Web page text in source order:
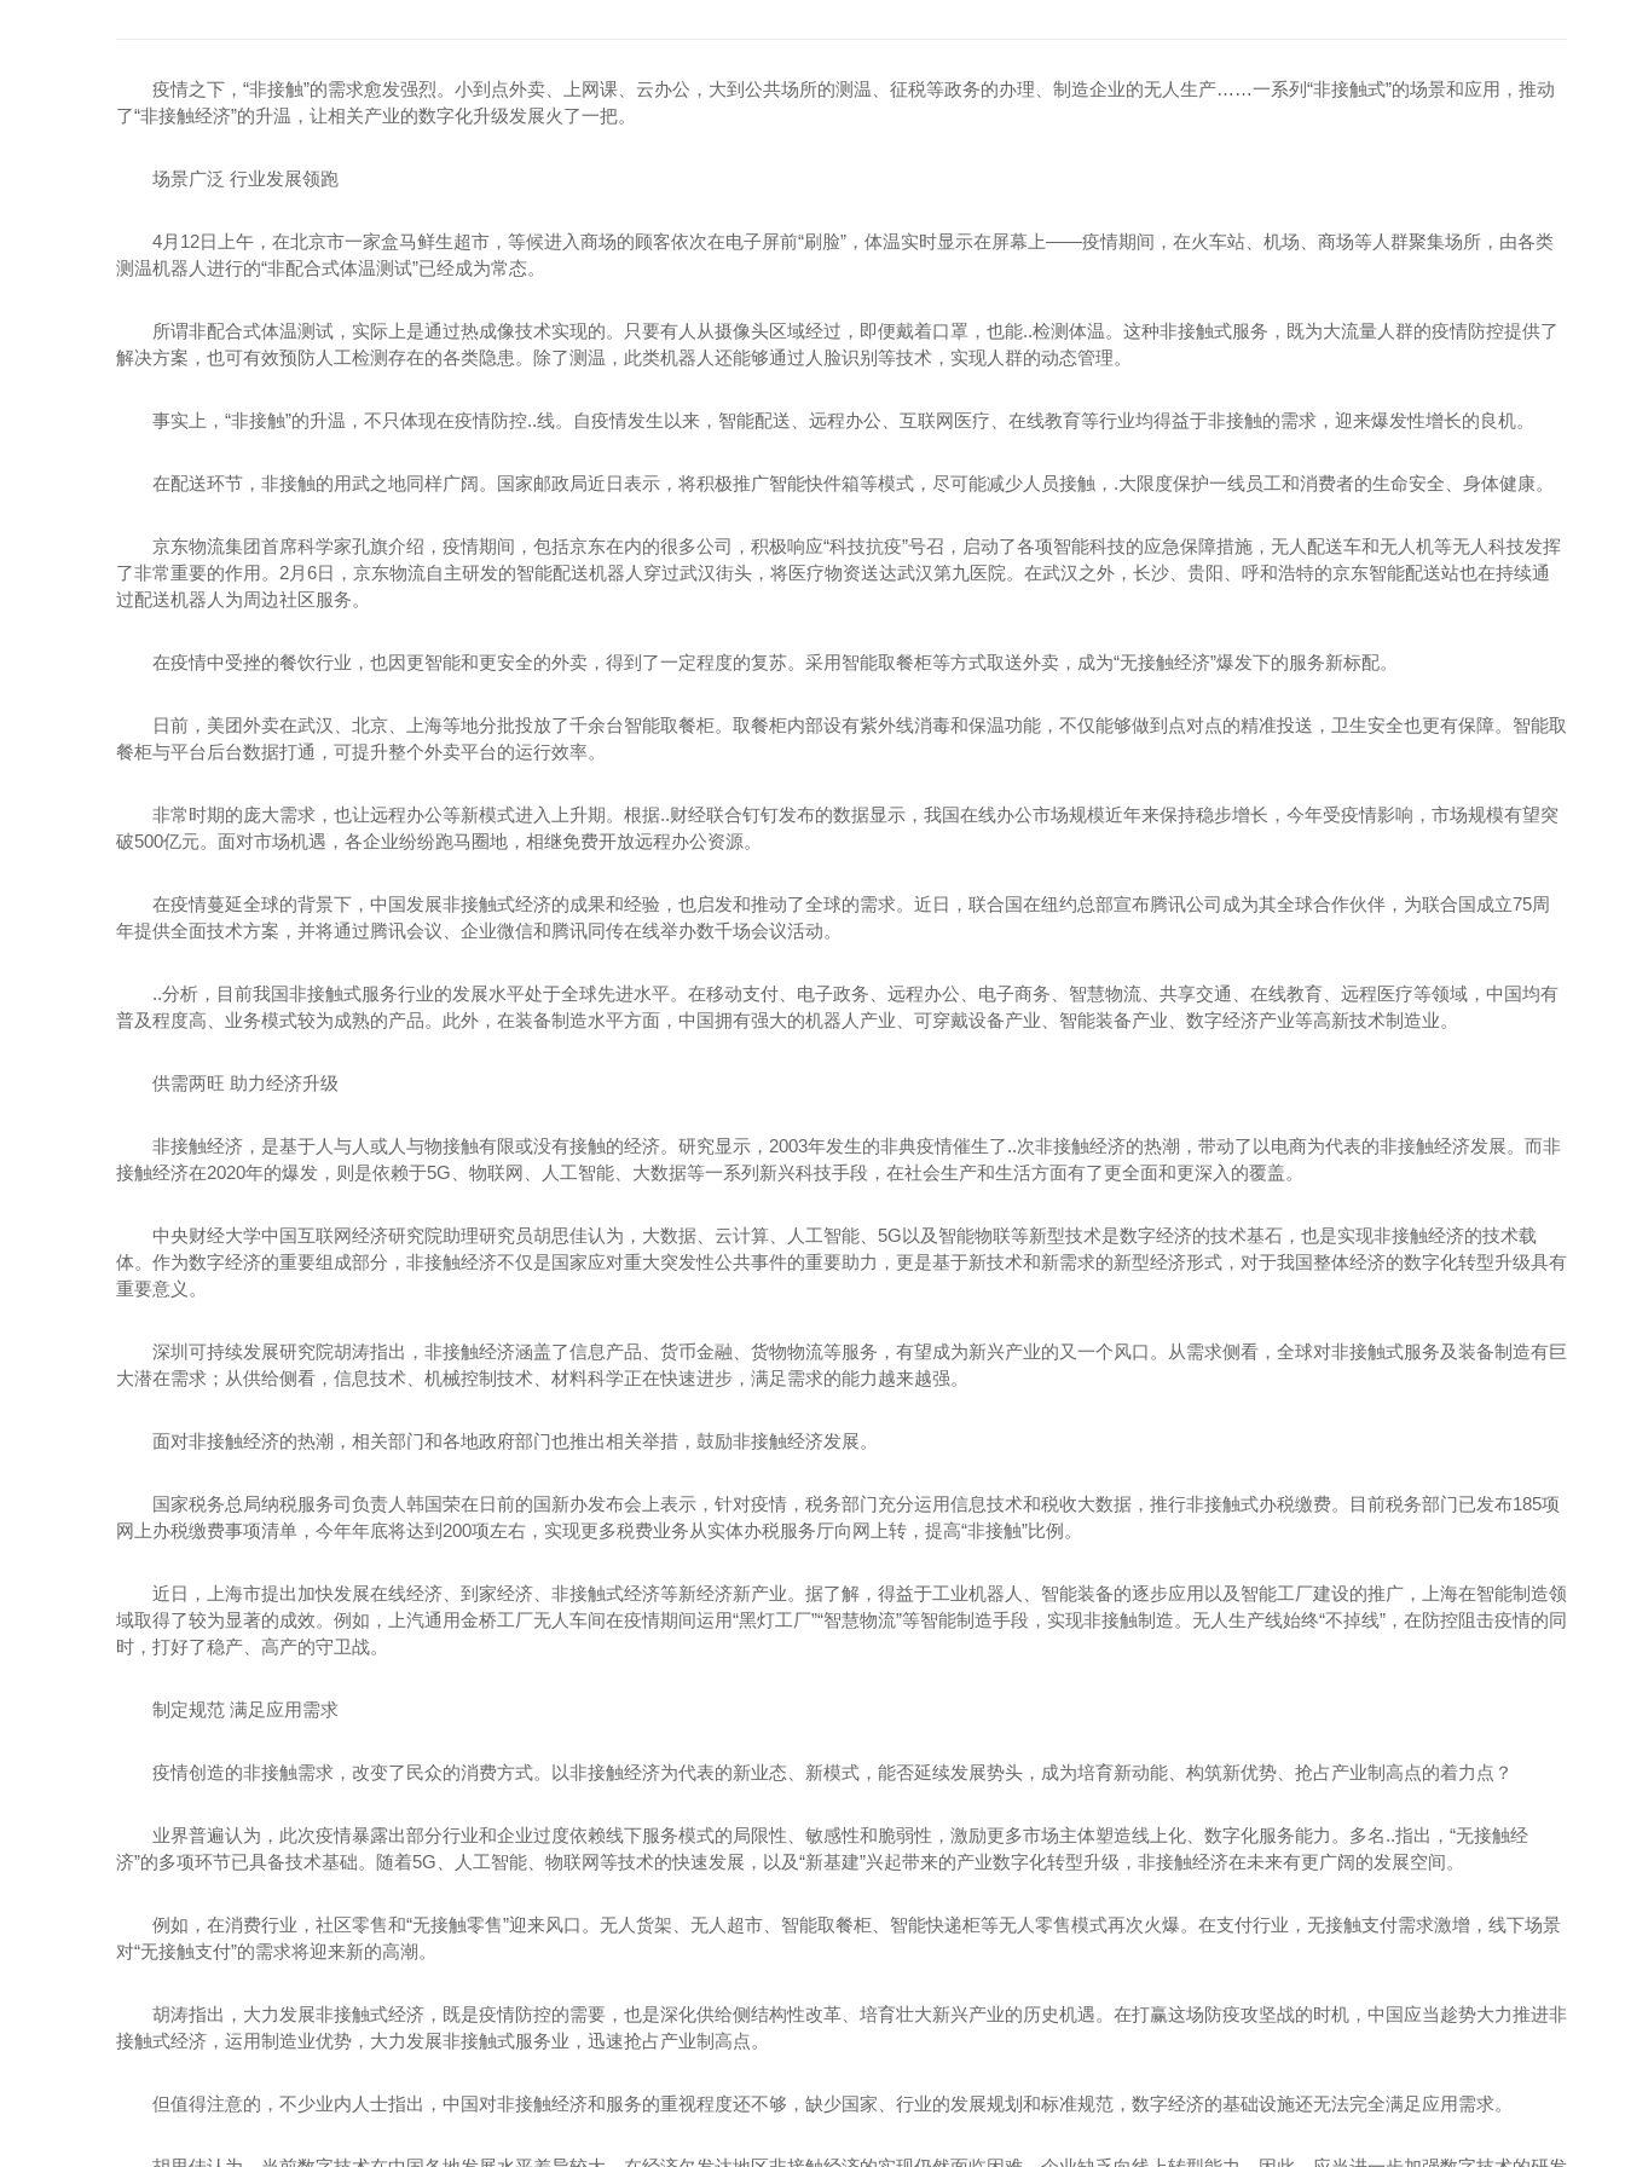
疫情之下，“非接触”的需求愈发强烈。小到点外卖、上网课、云办公，大到公共场所的测温、征税等政务的办理、制造企业的无人生产……一系列“非接触式”的场景和应用，推动
了“非接触经济”的升温，让相关产业的数字化升级发展火了一把。
场景广泛 行业发展领跑
4月12日上午，在北京市一家盒马鲜生超市，等候进入商场的顾客依次在电子屏前“刷脸”，体温实时显示在屏幕上——疫情期间，在火车站、机场、商场等人群聚集场所，由各类
测温机器人进行的“非配合式体温测试”已经成为常态。
所谓非配合式体温测试，实际上是通过热成像技术实现的。只要有人从摄像头区域经过，即便戴着口罩，也能..检测体温。这种非接触式服务，既为大流量人群的疫情防控提供了
解决方案，也可有效预防人工检测存在的各类隐患。除了测温，此类机器人还能够通过人脸识别等技术，实现人群的动态管理。
事实上，“非接触”的升温，不只体现在疫情防控..线。自疫情发生以来，智能配送、远程办公、互联网医疗、在线教育等行业均得益于非接触的需求，迎来爆发性增长的良机。
在配送环节，非接触的用武之地同样广阔。国家邮政局近日表示，将积极推广智能快件箱等模式，尽可能减少人员接触，.大限度保护一线员工和消费者的生命安全、身体健康。
京东物流集团首席科学家孔旗介绍，疫情期间，包括京东在内的很多公司，积极响应“科技抗疫”号召，启动了各项智能科技的应急保障措施，无人配送车和无人机等无人科技发挥
了非常重要的作用。2月6日，京东物流自主研发的智能配送机器人穿过武汉街头，将医疗物资送达武汉第九医院。在武汉之外，长沙、贵阳、呼和浩特的京东智能配送站也在持续通
过配送机器人为周边社区服务。
在疫情中受挫的餐饮行业，也因更智能和更安全的外卖，得到了一定程度的复苏。采用智能取餐柜等方式取送外卖，成为“无接触经济”爆发下的服务新标配。
日前，美团外卖在武汉、北京、上海等地分批投放了千余台智能取餐柜。取餐柜内部设有紫外线消毒和保温功能，不仅能够做到点对点的精准投送，卫生安全也更有保障。智能取
餐柜与平台后台数据打通，可提升整个外卖平台的运行效率。
非常时期的庞大需求，也让远程办公等新模式进入上升期。根据..财经联合钉钉发布的数据显示，我国在线办公市场规模近年来保持稳步增长，今年受疫情影响，市场规模有望突
破500亿元。面对市场机遇，各企业纷纷跑马圈地，相继免费开放远程办公资源。
在疫情蔓延全球的背景下，中国发展非接触式经济的成果和经验，也启发和推动了全球的需求。近日，联合国在纽约总部宣布腾讯公司成为其全球合作伙伴，为联合国成立75周
年提供全面技术方案，并将通过腾讯会议、企业微信和腾讯同传在线举办数千场会议活动。
..分析，目前我国非接触式服务行业的发展水平处于全球先进水平。在移动支付、电子政务、远程办公、电子商务、智慧物流、共享交通、在线教育、远程医疗等领域，中国均有
普及程度高、业务模式较为成熟的产品。此外，在装备制造水平方面，中国拥有强大的机器人产业、可穿戴设备产业、智能装备产业、数字经济产业等高新技术制造业。
供需两旺 助力经济升级
非接触经济，是基于人与人或人与物接触有限或没有接触的经济。研究显示，2003年发生的非典疫情催生了..次非接触经济的热潮，带动了以电商为代表的非接触经济发展。而非
接触经济在2020年的爆发，则是依赖于5G、物联网、人工智能、大数据等一系列新兴科技手段，在社会生产和生活方面有了更全面和更深入的覆盖。
中央财经大学中国互联网经济研究院助理研究员胡思佳认为，大数据、云计算、人工智能、5G以及智能物联等新型技术是数字经济的技术基石，也是实现非接触经济的技术载
体。作为数字经济的重要组成部分，非接触经济不仅是国家应对重大突发性公共事件的重要助力，更是基于新技术和新需求的新型经济形式，对于我国整体经济的数字化转型升级具有
重要意义。
深圳可持续发展研究院胡涛指出，非接触经济涵盖了信息产品、货币金融、货物物流等服务，有望成为新兴产业的又一个风口。从需求侧看，全球对非接触式服务及装备制造有巨
大潜在需求；从供给侧看，信息技术、机械控制技术、材料科学正在快速进步，满足需求的能力越来越强。
面对非接触经济的热潮，相关部门和各地政府部门也推出相关举措，鼓励非接触经济发展。
国家税务总局纳税服务司负责人韩国荣在日前的国新办发布会上表示，针对疫情，税务部门充分运用信息技术和税收大数据，推行非接触式办税缴费。目前税务部门已发布185项
网上办税缴费事项清单，今年年底将达到200项左右，实现更多税费业务从实体办税服务厅向网上转，提高“非接触”比例。
近日，上海市提出加快发展在线经济、到家经济、非接触式经济等新经济新产业。据了解，得益于工业机器人、智能装备的逐步应用以及智能工厂建设的推广，上海在智能制造领
域取得了较为显著的成效。例如，上汽通用金桥工厂无人车间在疫情期间运用“黑灯工厂”“智慧物流”等智能制造手段，实现非接触制造。无人生产线始终“不掉线”，在防控阻击疫情的同
时，打好了稳产、高产的守卫战。
制定规范 满足应用需求
疫情创造的非接触需求，改变了民众的消费方式。以非接触经济为代表的新业态、新模式，能否延续发展势头，成为培育新动能、构筑新优势、抢占产业制高点的着力点？
业界普遍认为，此次疫情暴露出部分行业和企业过度依赖线下服务模式的局限性、敏感性和脆弱性，激励更多市场主体塑造线上化、数字化服务能力。多名..指出，“无接触经
济”的多项环节已具备技术基础。随着5G、人工智能、物联网等技术的快速发展，以及“新基建”兴起带来的产业数字化转型升级，非接触经济在未来有更广阔的发展空间。
例如，在消费行业，社区零售和“无接触零售”迎来风口。无人货架、无人超市、智能取餐柜、智能快递柜等无人零售模式再次火爆。在支付行业，无接触支付需求激增，线下场景
对“无接触支付”的需求将迎来新的高潮。
胡涛指出，大力发展非接触式经济，既是疫情防控的需要，也是深化供给侧结构性改革、培育壮大新兴产业的历史机遇。在打赢这场防疫攻坚战的时机，中国应当趁势大力推进非
接触式经济，运用制造业优势，大力发展非接触式服务业，迅速抢占产业制高点。
但值得注意的，不少业内人士指出，中国对非接触经济和服务的重视程度还不够，缺少国家、行业的发展规划和标准规范，数字经济的基础设施还无法完全满足应用需求。